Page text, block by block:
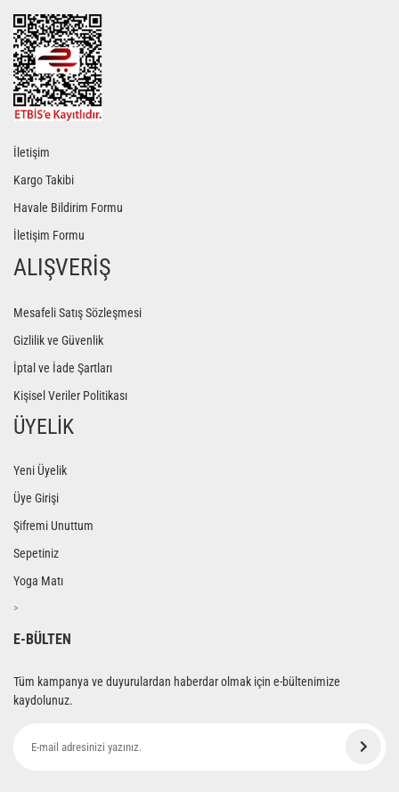
İletişim
Kargo Takibi
Havale Bildirim Formu
İletişim Formu
ALIŞVERİŞ
Mesafeli Satış Sözleşmesi
Gizlilik ve Güvenlik
İptal ve İade Şartları
Kişisel Veriler Politikası
ÜYELİK
Yeni Üyelik
Üye Girişi
Şifremi Unuttum
Sepetiniz
Yoga Matı
>
E-BÜLTEN
Tüm kampanya ve duyurulardan haberdar olmak için e-bültenimize
kaydolunuz.